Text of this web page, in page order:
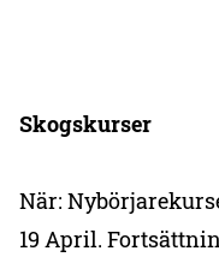
Skogskurser
När:
19 April.